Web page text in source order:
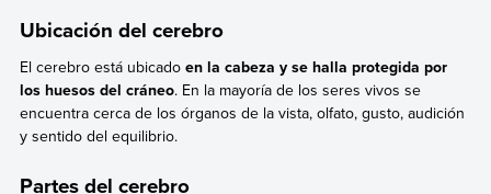
Ubicación del cerebro
El cerebro está ubicado en la cabeza y se halla protegida por
los huesos del cráneo. En la mayoría de los seres vivos se
encuentra cerca de los órganos de la vista, olfato, gusto, audición
y sentido del equilibrio.
Partes del cerebro